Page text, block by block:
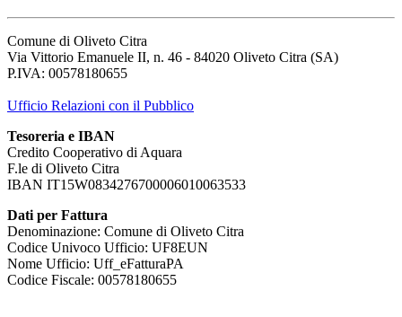
Comune di Oliveto Citra
Via Vittorio Emanuele II, n. 46 - 84020 Oliveto Citra (SA)
P.IVA: 00578180655
Ufficio Relazioni con il Pubblico
Tesoreria e IBAN
Credito Cooperativo di Aquara
F.le di Oliveto Citra
IBAN IT15W0834276700006010063533
Dati per Fattura
Denominazione: Comune di Oliveto Citra
Codice Univoco Ufficio: UF8EUN
Nome Ufficio: Uff_eFatturaPA
Codice Fiscale: 00578180655